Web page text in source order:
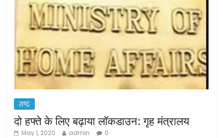
राष्ट्र
दो हफ्ते के लिए बढ़ाया लॉकडाउन: गृह मंत्रालय
May 1, 2020 admin 0